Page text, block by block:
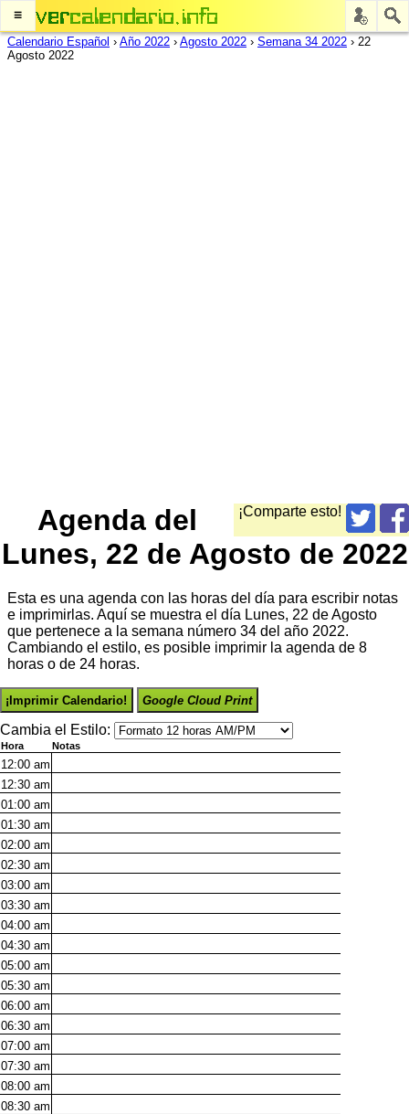
≡
Calendario Español › Año 2022 › Agosto 2022 › Semana 34 2022 › 22
Agosto 2022
¡Comparte esto!
Agenda del
Lunes, 22 de Agosto de 2022
Esta es una agenda con las horas del día para escribir notas
e imprimirlas. Aquí se muestra el día Lunes, 22 de Agosto
que pertenece a la semana número 34 del año 2022.
Cambiando el estilo, es posible imprimir la agenda de 8
horas o de 24 horas.
¡Imprimir Calendario! Google Cloud Print
Cambia el Estilo:
Hora Notas
12:00 am
12:30 am
01:00 am
01:30 am
02:00 am
02:30 am
03:00 am
03:30 am
04:00 am
04:30 am
05:00 am
05:30 am
06:00 am
06:30 am
07:00 am
07:30 am
08:00 am
08:30 am